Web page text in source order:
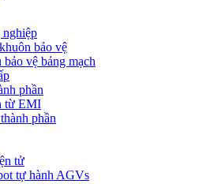
nghiệp
bảo vệ
vệ bảng mạch
phần
từ EMI
phần
tử
tự hành AGVs